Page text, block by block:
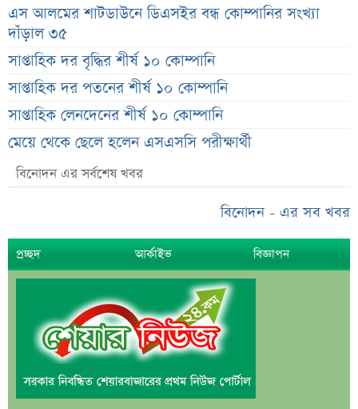
এস আলমের শাটডাউনে ডিএসইর বন্ধ কোম্পানির সংখ্যা
দাঁড়াল ৩৫
সাপ্তাহিক দর বৃদ্ধির শীর্ষ ১০ কোম্পানি
সাপ্তাহিক দর পতনের শীর্ষ ১০ কোম্পানি
সাপ্তাহিক লেনদেনের শীর্ষ ১০ কোম্পানি
মেয়ে থেকে ছেলে হলেন এসএসসি পরীক্ষার্থী
বিয়ের আগেই গর্ভবতী, মেয়েকে নদীতে ডুবিয়ে হত্যা বাবার
তাপমাত্রা নিয়ে নতুন পূর্বাভাস দিল আবহাওয়া অফিস
সহপাঠীদের ব্যক্তিগত ছবি বিদেশে পাঠানোর অভিযোগে উত্তাল
ইবি
ড. ইউনূস বনাম তারেক রহমান—তুলনায় যা বললেন কাদের
সিদ্দিকী
বাজুসের নতুন ঘোষণা, রেকর্ড দামে সোনা বিক্রি শুরু
আইনি নোটিশ পাঠালেন আসিফ মাহমুদ, ৭ দিনের
আল্টিমেটাম
বিনোদন এর সর্বশেষ খবর
বিনোদন - এর সব খবর
প্রচ্ছদ আর্কাইভ বিজ্ঞাপন